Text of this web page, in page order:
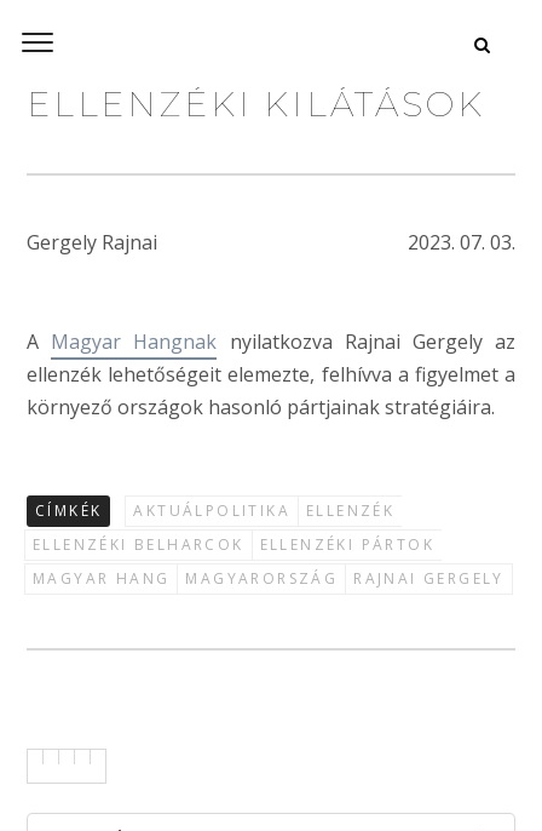
ELLENZÉKI KILÁTÁSOK
Gergely Rajnai 2023. 07. 03.
A Magyar Hangnak nyilatkozva Rajnai Gergely az
ellenzék lehetőségeit elemezte, felhívva a figyelmet a
környező országok hasonló pártjainak stratégiáira.
CÍMKÉK AKTUÁLPOLITIKA
ELLENZÉK
ELLENZÉKI BELHARCOK
ELLENZÉKI PÁRTOK
MAGYAR HANG
MAGYARORSZÁG RAJNAI GERGELY